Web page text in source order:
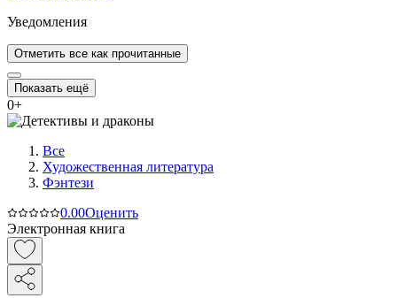
Уведомления
Отметить все как прочитанные
Показать ещё
0+
Все
Художественная литература
Фэнтези
0.00Оценить
Электронная книга